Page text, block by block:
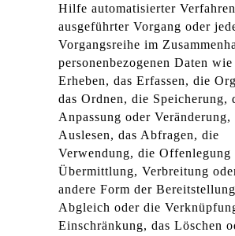
Hilfe automatisierter
ausgeführter Vorgang oder
Vorgangsreihe im
personenbezogenen Daten wie
Erheben, das Erfassen, die
das Ordnen, die Speicherung,
Anpassung oder Veränderung,
Auslesen, das Abfragen, die
Verwendung, die Offenlegung
Übermittlung, Verbreitung
andere Form der
Abgleich oder die
Einschränkung, das Löschen